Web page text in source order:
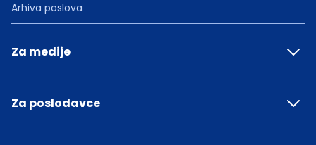
Arhiva poslova
Za medije
Za poslodavce